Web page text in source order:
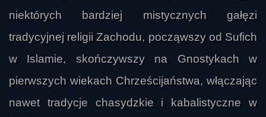
niektórych bardziej mistycznych gałęzi
tradycyjnej religii Zachodu, począwszy od Sufich
w Islamie, skończywszy na Gnostykach w
pierwszych wiekach Chrześcijaństwa, włączając
nawet tradycje chasydzkie i kabalistyczne w